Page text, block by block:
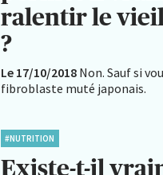
ralentir le
?
Le 17/10/2018 Non. Sauf si
fibroblaste muté japonais.
#NUTRITION
Existe-t-il